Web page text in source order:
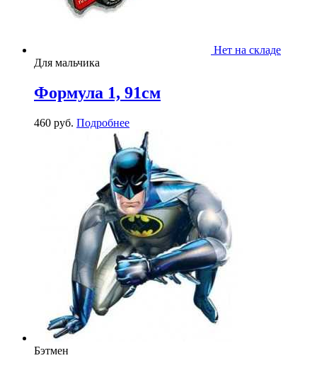
Нет на складе
Для мальчика
Формула 1, 91см
460 руб. Подробнее
Бэтмен